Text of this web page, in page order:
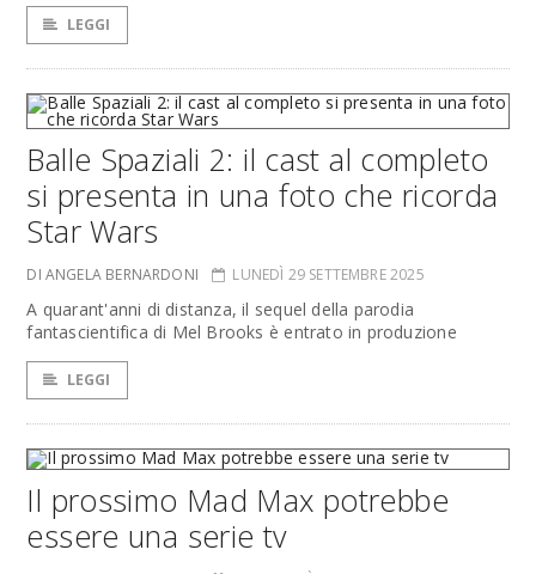
LEGGI
Balle Spaziali 2: il cast al completo
si presenta in una foto che ricorda
Star Wars
DI ANGELA BERNARDONI LUNEDÌ 29 SETTEMBRE 2025
A quarant'anni di distanza, il sequel della parodia
fantascientifica di Mel Brooks è entrato in produzione
LEGGI
Il prossimo Mad Max potrebbe
essere una serie tv